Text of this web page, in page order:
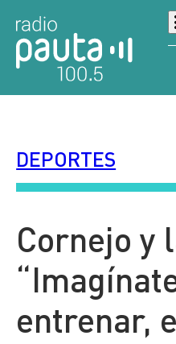
DEPORTES
Cornejo y
entrenar,